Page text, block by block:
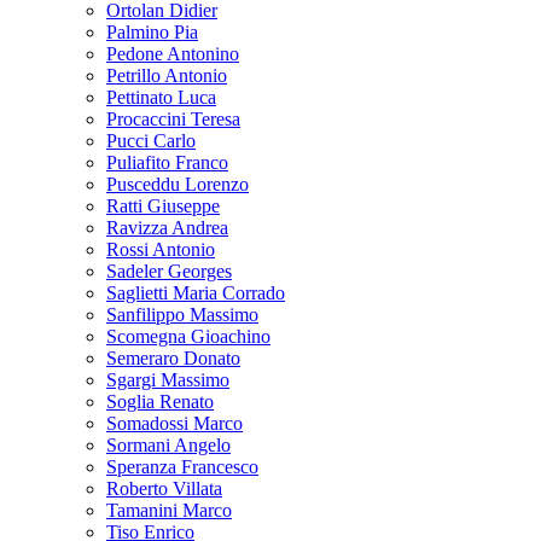
Ortolan Didier
Palmino Pia
Pedone Antonino
Petrillo Antonio
Pettinato Luca
Procaccini Teresa
Pucci Carlo
Puliafito Franco
Pusceddu Lorenzo
Ratti Giuseppe
Ravizza Andrea
Rossi Antonio
Sadeler Georges
Saglietti Maria Corrado
Sanfilippo Massimo
Scomegna Gioachino
Semeraro Donato
Sgargi Massimo
Soglia Renato
Somadossi Marco
Sormani Angelo
Speranza Francesco
Roberto Villata
Tamanini Marco
Tiso Enrico